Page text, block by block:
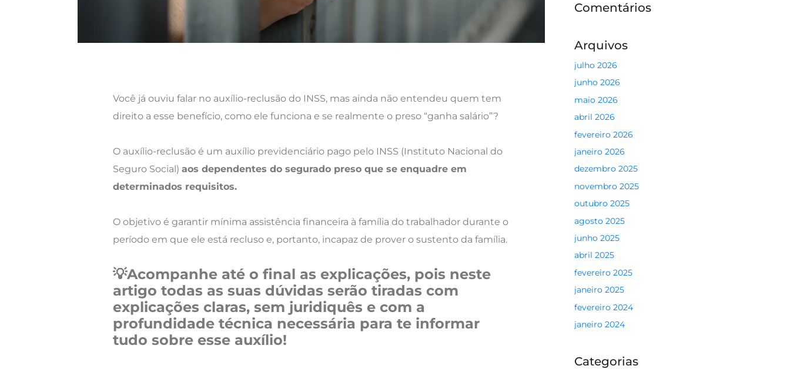
Você já ouviu falar no auxílio-reclusão do INSS, mas ainda não entendeu quem tem
direito a esse benefício, como ele funciona e se realmente o preso “ganha salário”?
O auxílio-reclusão é um auxílio previdenciário pago pelo INSS (Instituto Nacional do
Seguro Social) aos dependentes do segurado preso que se enquadre em
determinados requisitos.
O objetivo é garantir mínima assistência financeira à família do trabalhador durante o
período em que ele está recluso e, portanto, incapaz de prover o sustento da família.
💡Acompanhe até o final as explicações, pois neste
artigo todas as suas dúvidas serão tiradas com
explicações claras, sem juridiquês e com a
profundidade técnica necessária para te informar
tudo sobre esse auxílio!
Comentários
Arquivos
julho 2026
junho 2026
maio 2026
abril 2026
fevereiro 2026
janeiro 2026
dezembro 2025
novembro 2025
outubro 2025
agosto 2025
junho 2025
abril 2025
fevereiro 2025
janeiro 2025
fevereiro 2024
janeiro 2024
Categorias